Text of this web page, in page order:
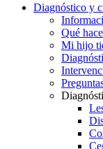
Diagnóstico y
Qué
Mi hijo